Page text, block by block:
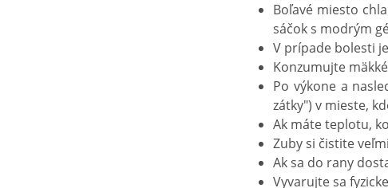
Boľavé miesto
sáčok s modrým
V prípade bolesti
Konzumujte
Po výkone a
zátky") v mieste,
Ak máte teplotu,
Zuby si čistite
Ak sa do rany
Vyvarujte sa